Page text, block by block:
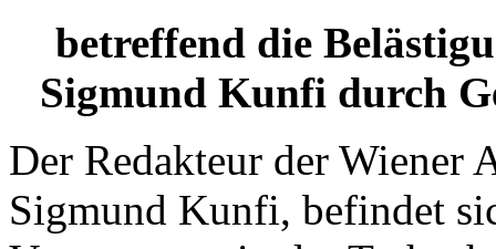
betreffend die
Sigmund Kunfi durch
Der Redakteur der Wiener
Sigmund Kunfi, befindet